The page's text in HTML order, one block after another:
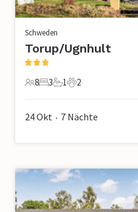
Schweden
Torup/Ugnhult
8 Gäste
8
3 Schlafzimmer
3
1 Badezimmer
1
2 Haustiere
2
24 Okt • 7 Nächte